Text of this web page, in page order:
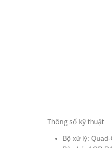
Thông số kỹ thuật
Bộ xử lý: